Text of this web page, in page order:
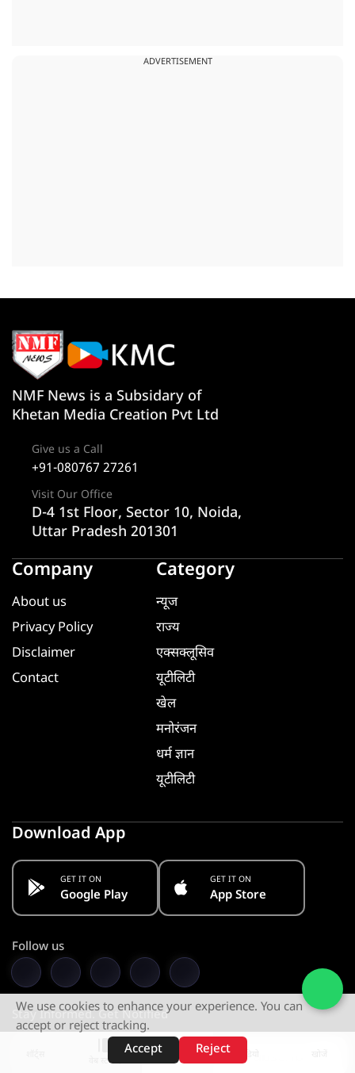
ADVERTISEMENT
वेब स्टोरीज़
NMF News is a Subsidary of
Khetan Media Creation Pvt Ltd
Give us a Call
+91-080767 27261
Visit Our Office
D-4 1st Floor, Sector 10, Noida,
Uttar Pradesh 201301
Company
About us
Privacy Policy
Disclaimer
Contact
Category
न्यूज
राज्य
एक्सक्लूसिव
यूटीलिटी
खेल
मनोरंजन
धर्म ज्ञान
यूटीलिटी
Download App
GET IT ON
Google Play
GET IT ON
App Store
Follow us
Stay Informed. Get Notified
Subscribe
We use cookies to enhance your experience. You can
accept or reject tracking.
Accept
Reject